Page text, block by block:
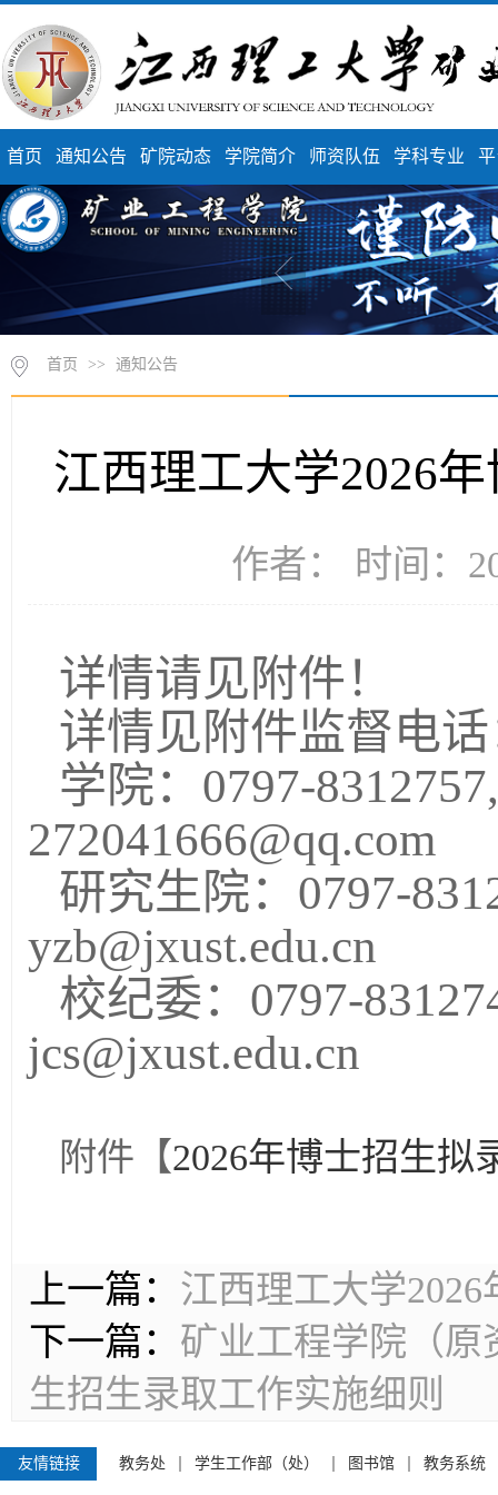
首页 通知公告 矿院动态 学院简介 师资队伍 学科专业
首页 >> 通知公告
江西理工大学2026
作者： 时间：
详情请见附件！
详情见附件监督电
学院：0797-
272041666@qq.com
研究生院：0797-
yzb@jxust.edu.cn
校纪委：0797-
jcs@jxust.edu.cn
附件【2026年博士招生拟
上一篇： 江西理工大学
下一篇： 矿业工程学院（原
生招生录取工作实施细则
友情链接 教务处 学生工作部（处） 图书馆 教务系统